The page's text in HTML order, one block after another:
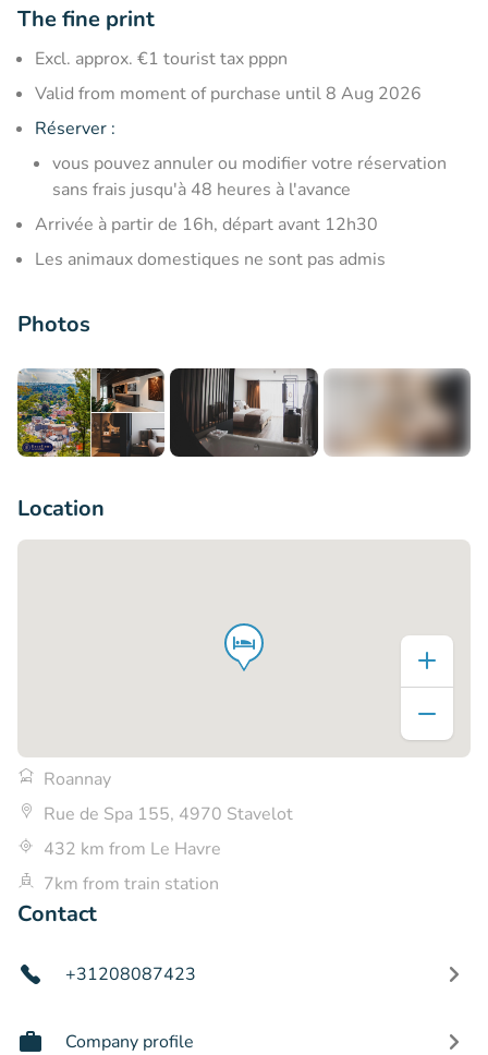
The fine print
Excl. approx. €1 tourist tax pppn
Valid from moment of purchase until 8 Aug 2026
Réserver :
vous pouvez annuler ou modifier votre réservation
sans frais jusqu'à 48 heures à l'avance
Arrivée à partir de 16h, départ avant 12h30
Les animaux domestiques ne sont pas admis
Photos
Location
Roannay
Rue de Spa 155, 4970 Stavelot
432 km from Le Havre
7km from train station
Contact
+31208087423
Company profile